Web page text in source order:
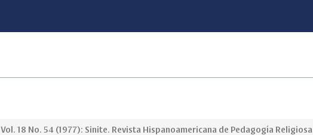
Vol. 18 No. 54 (1977): Sinite. Revista Hispanoamericana de Pedagogía Religiosa